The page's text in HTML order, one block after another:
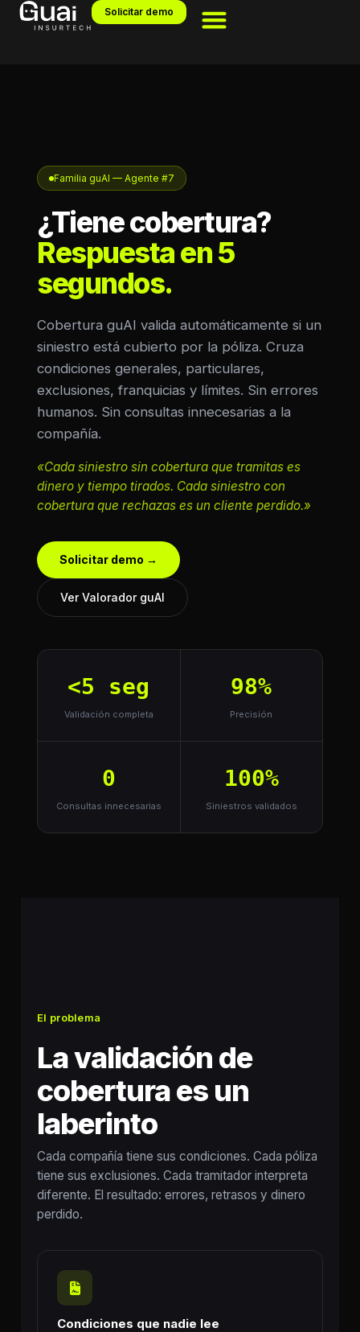
Solicitar demo
Familia guAI — Agente #7
¿Tiene cobertura?
Respuesta en 5
segundos.
Cobertura guAI valida automáticamente si un
siniestro está cubierto por la póliza. Cruza
condiciones generales, particulares,
exclusiones, franquicias y límites. Sin errores
humanos. Sin consultas innecesarias a la
compañía.
«Cada siniestro sin cobertura que tramitas es
dinero y tiempo tirados. Cada siniestro con
cobertura que rechazas es un cliente perdido.»
Solicitar demo →
Ver Valorador guAI
<5 seg
Validación completa
98%
Precisión
0
Consultas innecesarias
100%
Siniestros validados
El problema
La validación de
cobertura es un
laberinto
Cada compañía tiene sus condiciones. Cada póliza
tiene sus exclusiones. Cada tramitador interpreta
diferente. El resultado: errores, retrasos y dinero
perdido.
Condiciones que nadie lee